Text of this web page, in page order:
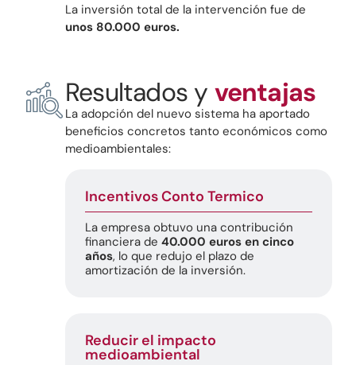
La inversión total de la intervención fue de
unos 80.000 euros.
Resultados y ventajas
La adopción del nuevo sistema ha aportado
beneficios concretos tanto económicos como
medioambientales:
Incentivos Conto Termico
La empresa obtuvo una contribución
financiera de 40.000 euros en cinco
años, lo que redujo el plazo de
amortización de la inversión.
Reducir el impacto
medioambiental